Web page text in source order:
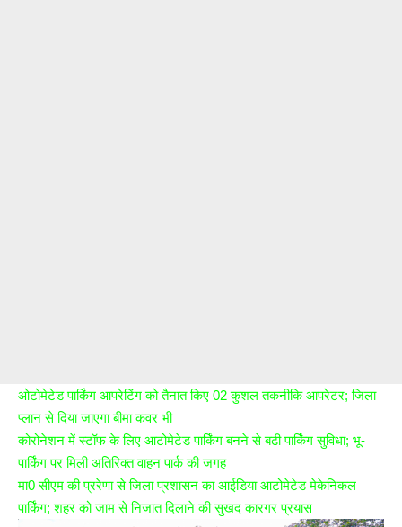
ओटोमेटेड पार्किंग आपरेटिंग को तैनात किए 02 कुशल तकनीकि आपरेटर; जिला
प्लान से दिया जाएगा बीमा कवर भी
कोरोनेशन में स्टॉफ के लिए आटोमेटेड पार्किंग बनने से बढी पार्किंग सुविधा; भू-
पार्किंग पर मिली अतिरिक्त वाहन पार्क की जगह
मा0 सीएम की प्ररेणा से जिला प्रशासन का आईडिया आटोमेटेड मेकेनिकल
पार्किंग; शहर को जाम से निजात दिलाने की सुखद कारगर प्रयास